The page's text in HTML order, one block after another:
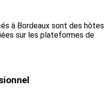
à Bordeaux sont des hôtes
sur les plateformes de